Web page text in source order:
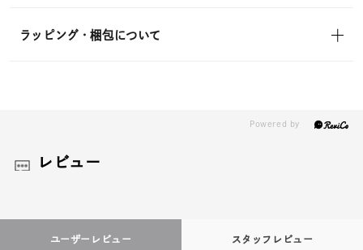
ラッピング・梱包について
レビュー
ユーザーレビュー スタッフレビュー